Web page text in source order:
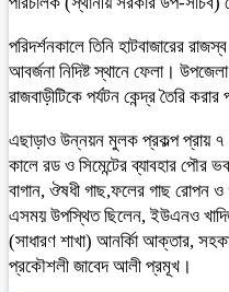
পরিদর্শনকালে তিনি হাটবাজারের
আবর্জনা নিদিষ্ট স্থানে ফেলা। উপজেলা
রাজবাড়ীটিকে পর্যটন কেন্দ্র তৈরি করার
এছাড়াও উন্নয়ন মুলক প্রকল্প প্রায় ৭
কালে রড ও সিমেন্টের ব্যাবহার পৌর
বাগান, ঔষধী গাছ,ফলের গাছ রোপন ও
এসময় উপস্থিত ছিলেন, ইউএনও
(সাধারণ শাখা) আনর্কিা আক্তার,
প্রকৌশলী জাবেদ আলী প্রমূখ।